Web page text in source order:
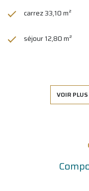
carrez 33,10 m²
séjour 12,80 m²
1 salle(s) de bain
Chauffage
VOIR